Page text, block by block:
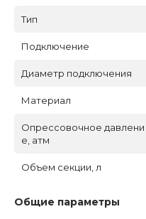
Тип
Подключение
Диаметр подключения
Материал
Опрессовочное давлени
е, атм
Объем секции, л
Общие параметры